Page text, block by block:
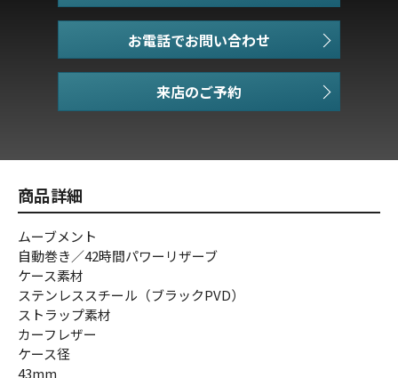
お電話でお問い合わせ
商品詳細
ムーブメント
自動巻き／42時間パワーリザーブ
ケース素材
ステンレススチール（ブラックPVD）
ストラップ素材
カーフレザー
ケース径
43mm